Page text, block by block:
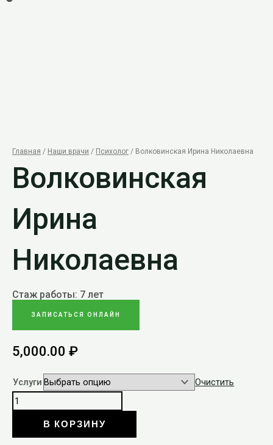
Главная / Наши врачи / Психолог / Волковинская Ирина Николаевна
Волковинская
Ирина
Николаевна
Стаж работы: 7 лет
ЗАПИСАТЬСЯ ОНЛАЙН
5,000.00 ₽
Услуги Очистить
В КОРЗИНУ